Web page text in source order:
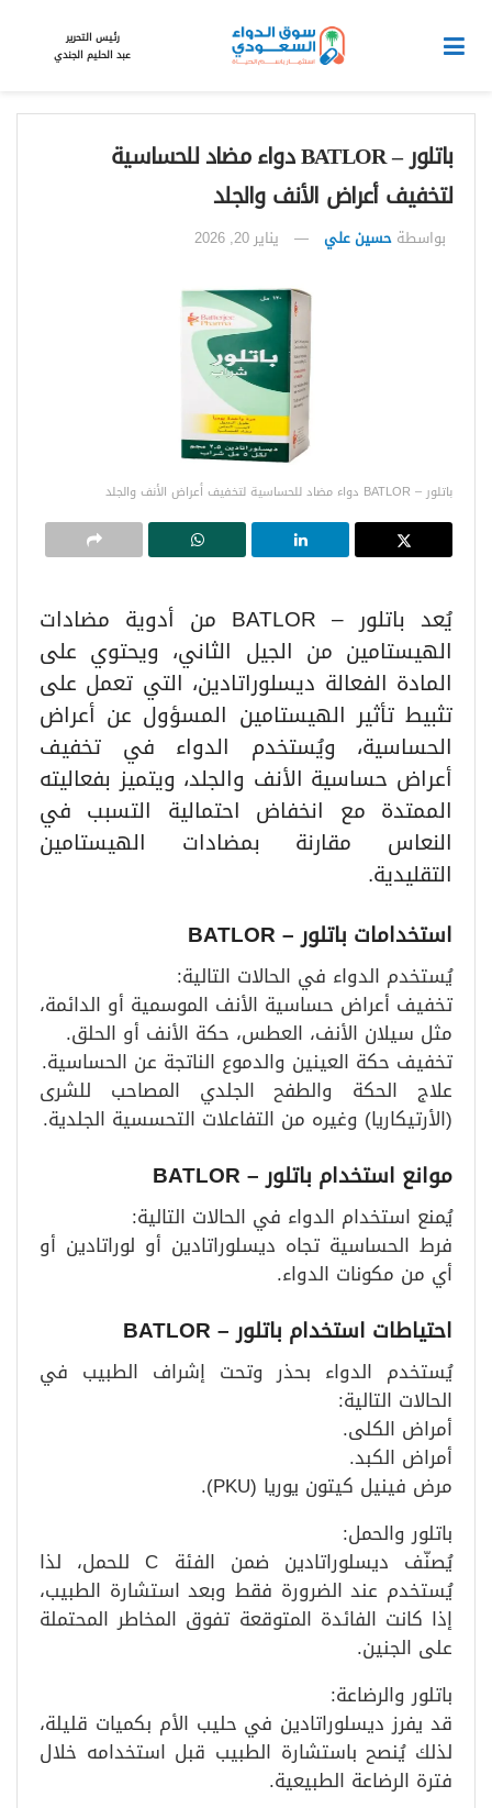
رئيس التحرير
عبد الحليم الجندي
باتلور – BATLOR دواء مضاد للحساسية
لتخفيف أعراض الأنف والجلد
بواسطة حسين علي يناير 20, 2026
باتلور – BATLOR دواء مضاد للحساسية لتخفيف أعراض الأنف والجلد
يُعد باتلور – BATLOR من أدوية مضادات
الهيستامين من الجيل الثاني، ويحتوي على
المادة الفعالة ديسلوراتادين، التي تعمل على
تثبيط تأثير الهيستامين المسؤول عن أعراض
الحساسية، ويُستخدم الدواء في تخفيف
أعراض حساسية الأنف والجلد، ويتميز بفعاليته
الممتدة مع انخفاض احتمالية التسبب في
النعاس مقارنة بمضادات الهيستامين
التقليدية.
استخدامات باتلور – BATLOR
يُستخدم الدواء في الحالات التالية:
تخفيف أعراض حساسية الأنف الموسمية أو الدائمة،
مثل سيلان الأنف، العطس، حكة الأنف أو الحلق.
تخفيف حكة العينين والدموع الناتجة عن الحساسية.
علاج الحكة والطفح الجلدي المصاحب للشرى
(الأرتيكاريا) وغيره من التفاعلات التحسسية الجلدية.
موانع استخدام باتلور – BATLOR
يُمنع استخدام الدواء في الحالات التالية:
فرط الحساسية تجاه ديسلوراتادين أو لوراتادين أو
أي من مكونات الدواء.
احتياطات استخدام باتلور – BATLOR
يُستخدم الدواء بحذر وتحت إشراف الطبيب في
الحالات التالية:
أمراض الكلى.
أمراض الكبد.
مرض فينيل كيتون يوريا (PKU).
باتلور والحمل:
يُصنّف ديسلوراتادين ضمن الفئة C للحمل، لذا
يُستخدم عند الضرورة فقط وبعد استشارة الطبيب،
إذا كانت الفائدة المتوقعة تفوق المخاطر المحتملة
على الجنين.
باتلور والرضاعة:
قد يفرز ديسلوراتادين في حليب الأم بكميات قليلة،
لذلك يُنصح باستشارة الطبيب قبل استخدامه خلال
فترة الرضاعة الطبيعية.